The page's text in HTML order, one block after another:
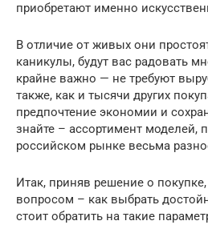
приобретают именно
В отличие от живых они
каникулы, будут вас радовать
крайне важно — не требуют
также, как и тысячи других
предпочтение экономии и
знайте – ассортимент моделей,
российском рынке весьма
Итак, приняв решение о
вопросом – как выбрать
стоит обратить на такие